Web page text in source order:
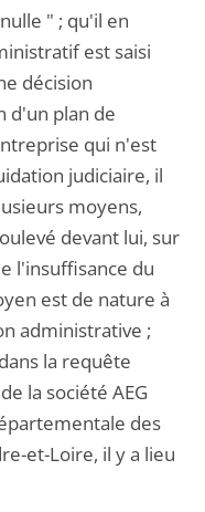
" ; qu'il en
est saisi
décision
d'un plan de
qui n'est
judiciaire, il
moyens,
devant lui, sur
l'insuffisance du
est de nature à
administrative ;
la requête
la société AEG
des
et-Loire, il y a lieu